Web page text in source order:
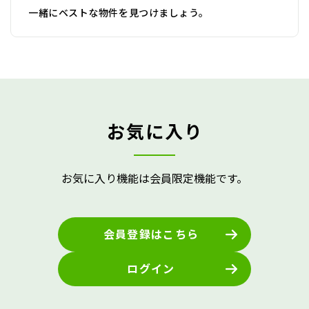
一緒にベストな物件を見つけましょう。
お気に入り
お気に入り機能は会員限定機能です。
会員登録はこちら
ログイン